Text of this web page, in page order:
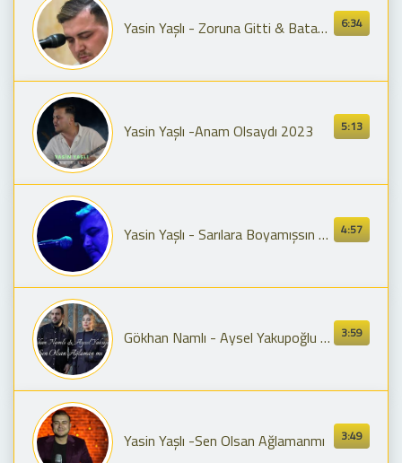
6:34
Yasin Yaşlı - Zoruna Gitti & Batan Güneşin Kızılı
5:13
Yasin Yaşlı -Anam Olsaydı 2023
4:57
Yasin Yaşlı - Sarılara Boyamışsın Saçını
3:59
Gökhan Namlı - Aysel Yakupoğlu - Sen Olsan Ağlaman Mı
3:49
Yasin Yaşlı -Sen Olsan Ağlamanmı